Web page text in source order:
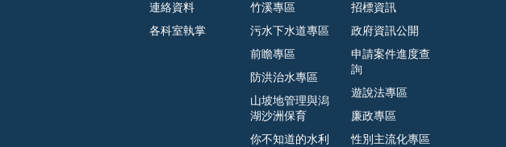
連絡資料
各科室執掌
竹溪專區
污水下水道專區
前瞻專區
防洪治水專區
山坡地管理與潟
湖沙洲保育
你不知道的水利
招標資訊
政府資訊公開
申請案件進度查
詢
遊說法專區
廉政專區
性別主流化專區